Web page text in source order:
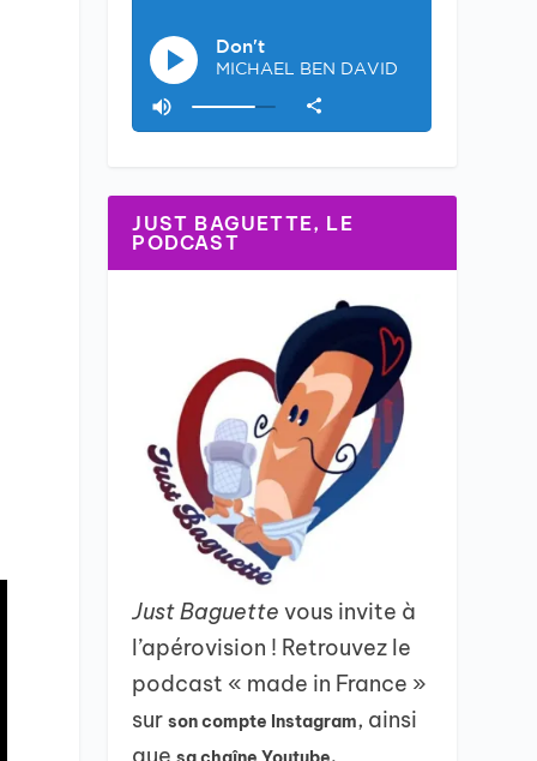
JUST BAGUETTE, LE
PODCAST
Just Baguettevous invite à
l’apérovision ! Retrouvez le
podcast « made in France »
surson compte Instagram, ainsi